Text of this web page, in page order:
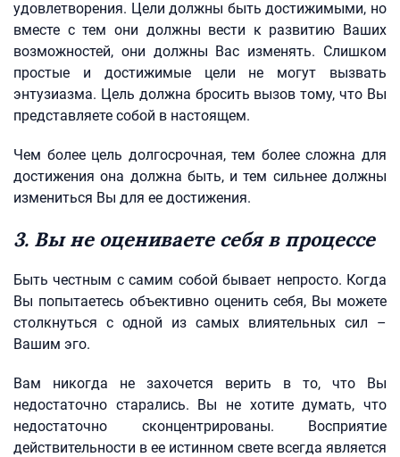
удовлетворения. Цели должны быть достижимыми, но
вместе с тем они должны вести к развитию Ваших
возможностей, они должны Вас изменять. Слишком
простые и достижимые цели не могут вызвать
энтузиазма. Цель должна бросить вызов тому, что Вы
представляете собой в настоящем.
Чем более цель долгосрочная, тем более сложна для
достижения она должна быть, и тем сильнее должны
измениться Вы для ее достижения.
3. Вы не оцениваете себя в процессе
Быть честным с самим собой бывает непросто. Когда
Вы попытаетесь объективно оценить себя, Вы можете
столкнуться с одной из самых влиятельных сил –
Вашим эго.
Вам никогда не захочется верить в то, что Вы
недостаточно старались. Вы не хотите думать, что
недостаточно сконцентрированы. Восприятие
действительности в ее истинном свете всегда является